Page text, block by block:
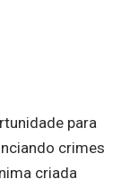
para
crimes
criada